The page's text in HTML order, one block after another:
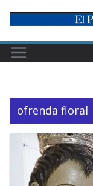
content
ofrenda floral